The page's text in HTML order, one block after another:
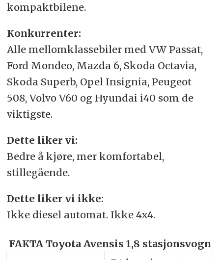
kompaktbilene.
Konkurrenter:
Alle mellomklassebiler med VW Passat,
Ford Mondeo, Mazda 6, Skoda Octavia,
Skoda Superb, Opel Insignia, Peugeot
508, Volvo V60 og Hyundai i40 som de
viktigste.
Dette liker vi:
Bedre å kjøre, mer komfortabel,
stillegående.
Dette liker vi ikke:
Ikke diesel automat. Ikke 4x4.
FAKTA Toyota Avensis 1,8 stasjonsvogn